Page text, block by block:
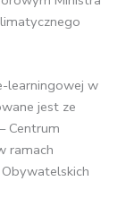
learningowej w
jest ze
Centrum
ramach